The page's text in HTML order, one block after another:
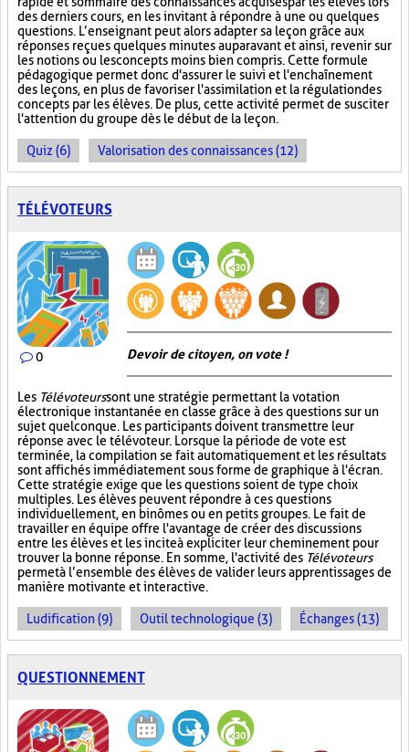
des derniers cours, en les invitant à répondre à une ou quelques
questions. L’enseignant peut alors adapter sa leçon grâce aux
réponses reçues quelques minutes auparavant et ainsi, revenir sur
les notions ou les concepts moins bien compris. Cette formule
pédagogique permet donc d'assurer le suivi et l'enchaînement
des leçons, en plus de favoriser l'assimilation et la régulation des
concepts par les élèves. De plus, cette activité permet de susciter
l'attention du groupe dès le début de la leçon.
Quiz (6) Valorisation des connaissances (12)
TÉLÉVOTEURS
0 Devoir de citoyen, on vote !
Les Télévoteurssont une stratégie permettant la votation
électronique instantanée en classe grâce à des questions sur un
sujet quelconque. Les participants doivent transmettre leur
réponse avec le télévoteur. Lorsque la période de vote est
terminée, la compilation se fait automatiquement et les résultats
sont affichés immédiatement sous forme de graphique à l'écran.
Cette stratégie exige que les questions soient de type choix
multiples. Les élèves peuvent répondre à ces questions
individuellement, en binômes ou en petits groupes. Le fait de
travailler en équipe offre l'avantage de créer des discussions
entre les élèves et les incite à expliciter leur cheminement pour
trouver la bonne réponse. En somme, l'activité des Télévoteurs
permet à l’ensemble des élèves de valider leurs apprentissages de
manière motivante et interactive.
Ludification (9) Outil technologique (3) Échanges (13)
QUESTIONNEMENT